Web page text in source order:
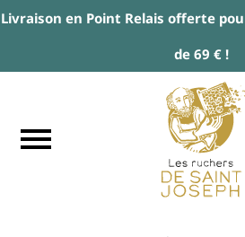
Livraison en Point Relais offerte
de 69 € !